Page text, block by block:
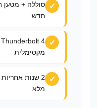
סוללה +
חדש
מקסימלית
מלא